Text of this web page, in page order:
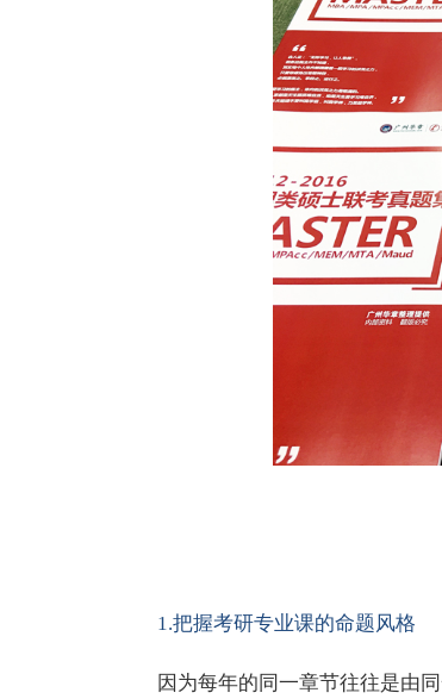
1.把握考研专业课的命题风格
因为每年的同一章节往往是由